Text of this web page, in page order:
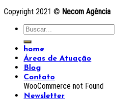
Copyright 2021 © Necom Agência
home
Áreas de Atuação
Blog
Contato
WooCommerce not Found
Newsletter